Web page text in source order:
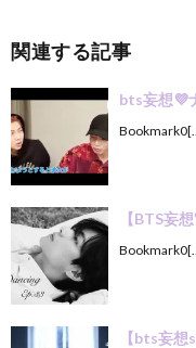
関連する記事
bts妄想💜
【BTS妄
【bts妄